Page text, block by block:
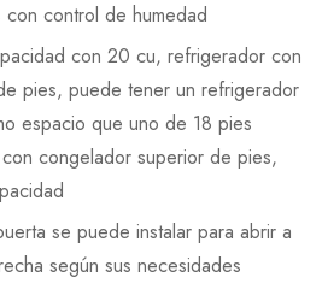
control de humedad
con 20 cu, refrigerador con
pies, puede tener un refrigerador
espacio que uno de 18 pies
congelador superior de pies,
se puede instalar para abrir a
según sus necesidades